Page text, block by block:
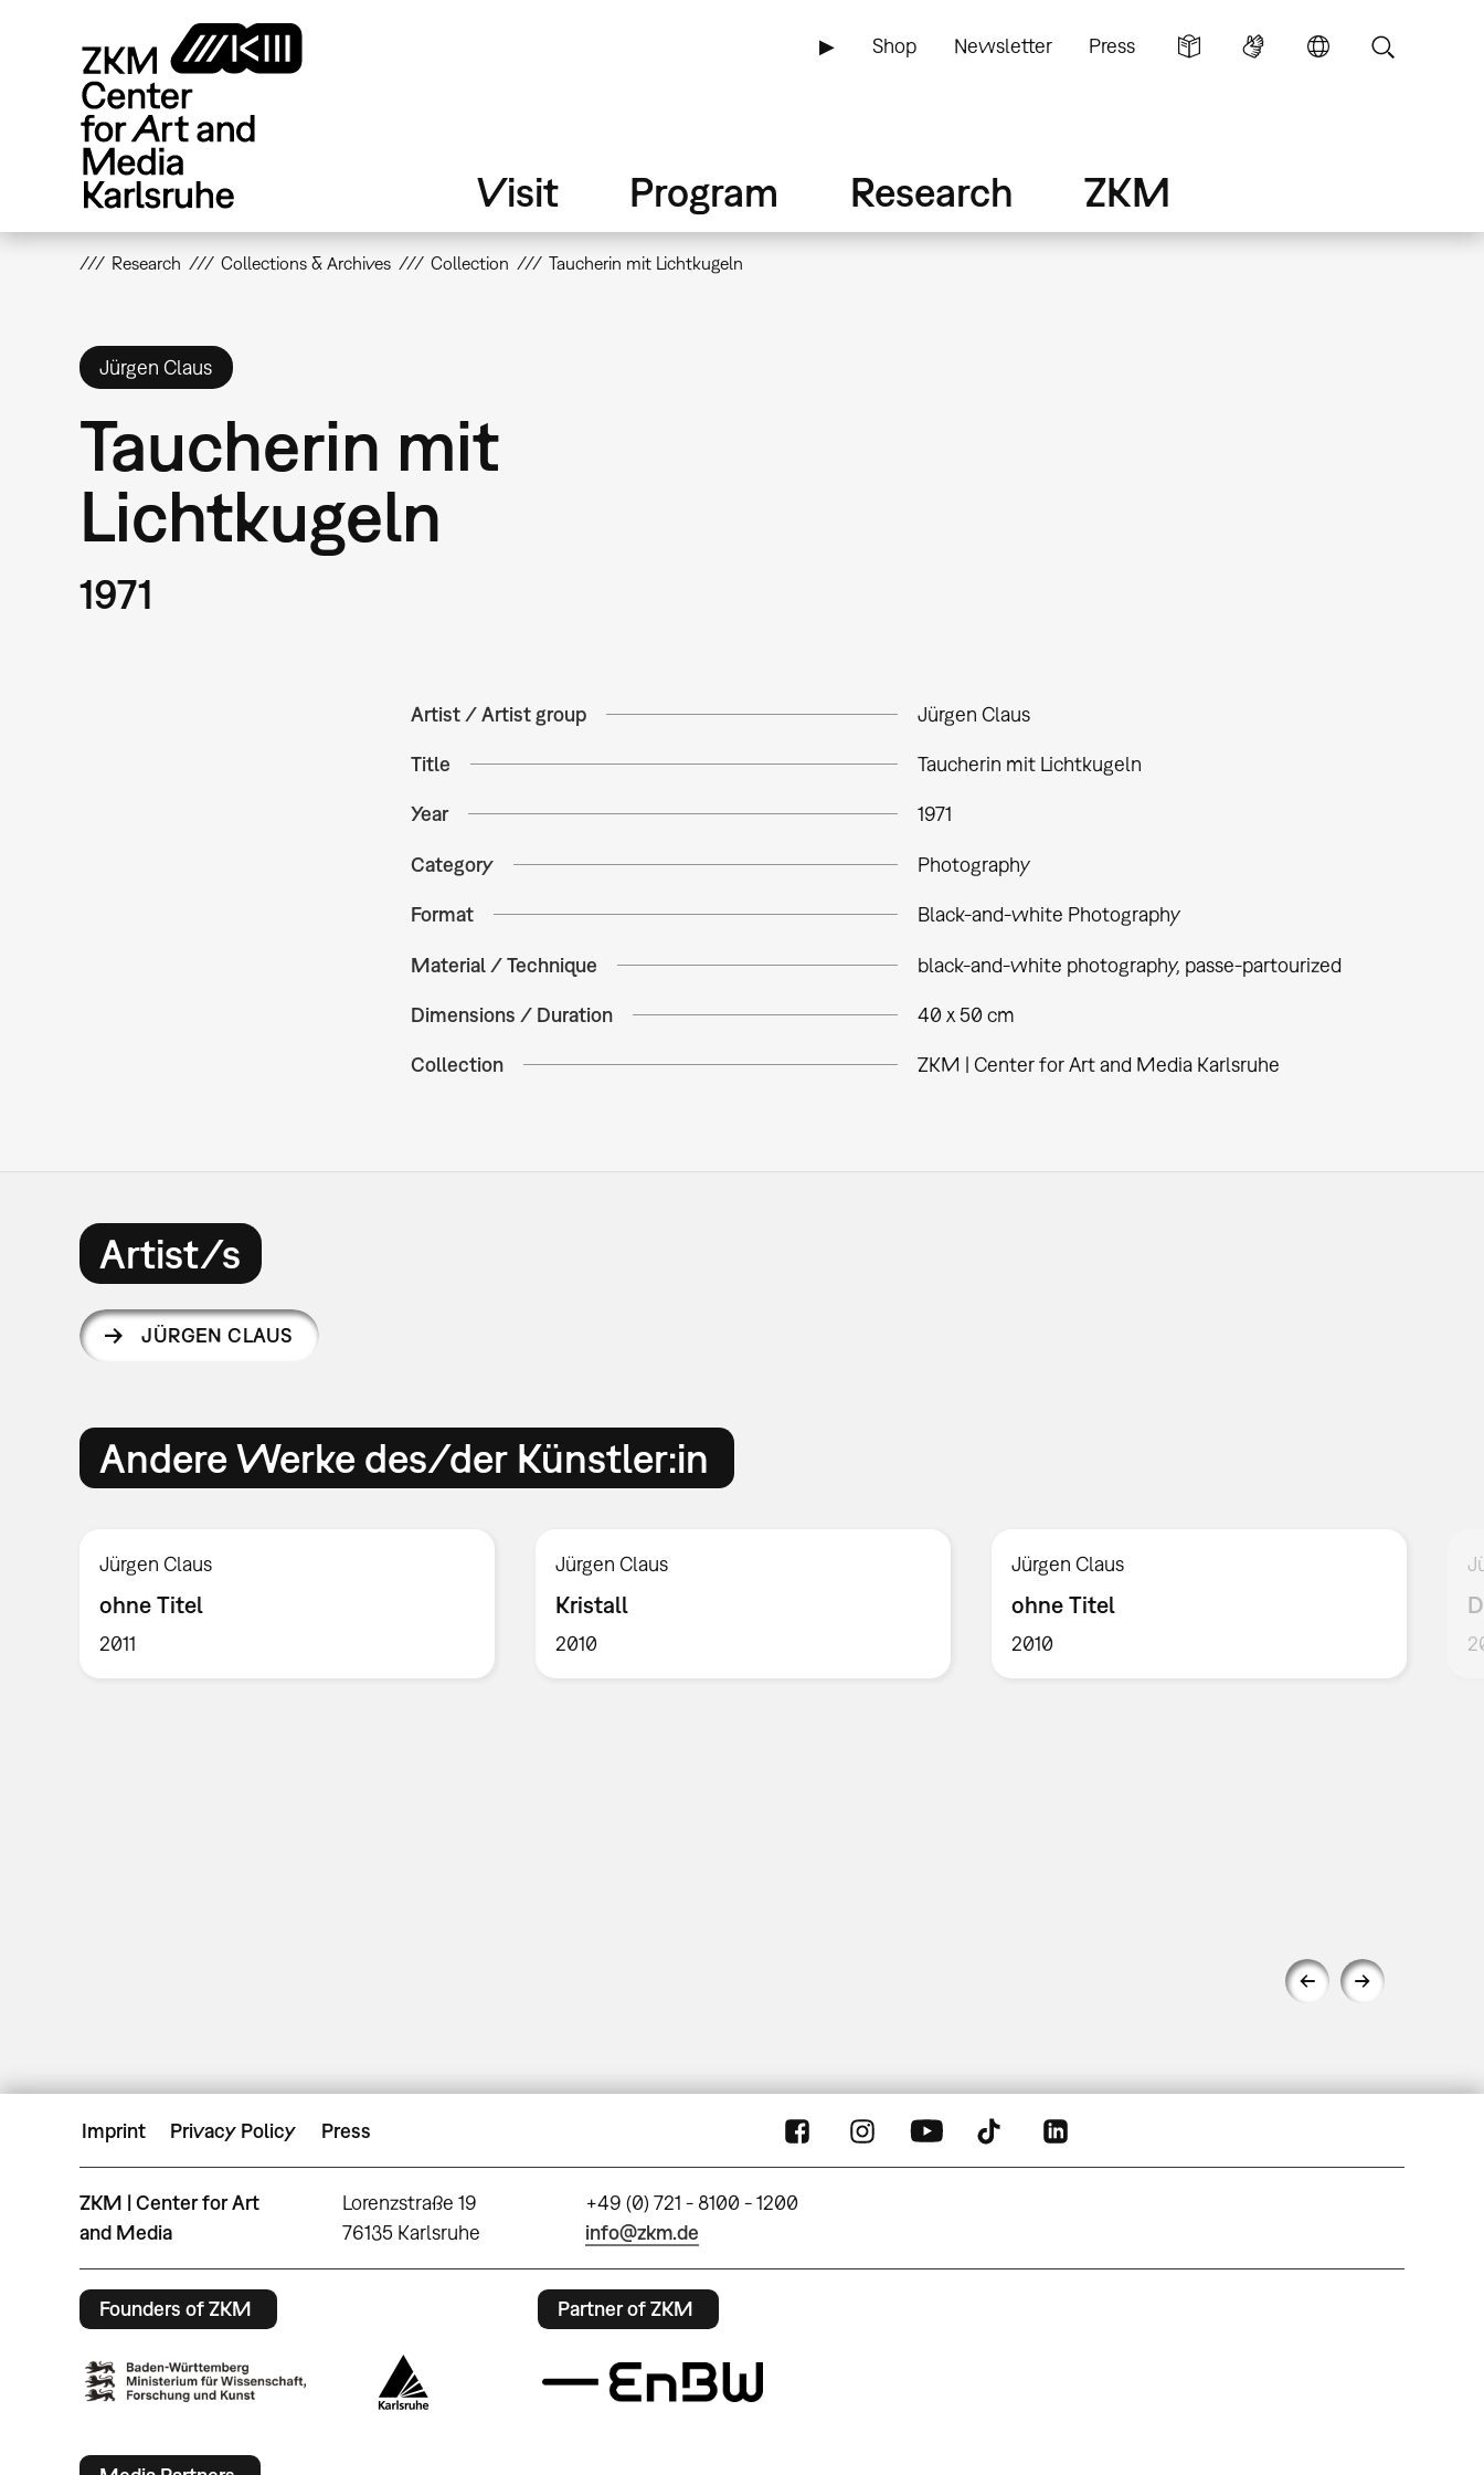
▶ Shop Newsletter Press
Visit Program Research ZKM
Research Collections & Archives Collection Taucherin mit Lichtkugeln
Jürgen Claus
Taucherin mit
Lichtkugeln
1971
Artist / Artist group Jürgen Claus
Title Taucherin mit Lichtkugeln
Year 1971
Category Photography
Format Black-and-white Photography
Material / Technique black-and-white photography, passe-partourized
Dimensions / Duration 40 x 50 cm
Collection ZKM | Center for Art and Media Karlsruhe
Artist/s
JÜRGEN CLAUS
Andere Werke des/der Künstler:in
Jürgen Claus
ohne Titel
2011
Jürgen Claus
Kristall
2010
Jürgen Claus
ohne Titel
2010
Imprint Privacy Policy Press
ZKM | Center for Art
and Media
Lorenzstraße 19
76135 Karlsruhe
+49 (0) 721 - 8100 - 1200
info@zkm.de
Founders of ZKM Partner of ZKM